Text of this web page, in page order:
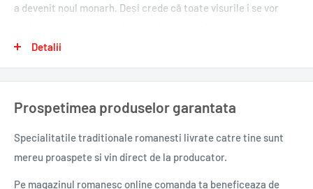
a devenit noul monarh. Deși crede că toate visurile i se vor
moarte, Doamna Wang, puternica și imprevizibila soție a lui
Pheasant. Lupta dintre cele două femei va decide nu doar
viitorul lor, ci și pe al imperiului.
împlinească destinul și să devină cea mai puternică femeie din
istoria Chinei.
Detalii
Prospetimea produselor garantata
Specialitatile traditionale romanesti livrate catre tine sunt
mereu proaspete si vin direct de la producator.
Pe magazinul romanesc online comanda ta beneficeaza de